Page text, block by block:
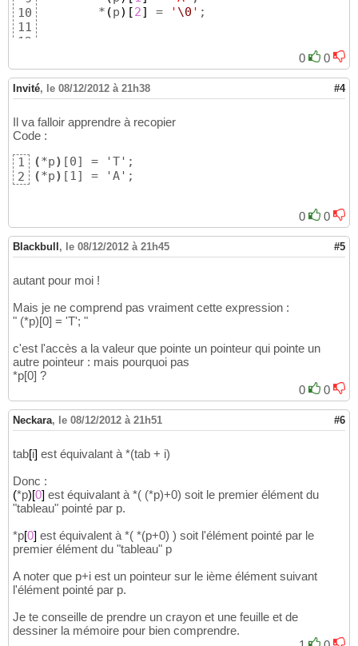
10
11
12
14
15
16
18
19
20
21
22
25
26
27
29
30
31
32
	*
(p) [2] = ' \0 ' ;
int main( int argc,
char* pointeur =
	fonction
	printf
("%c\n",pointeur[i]);
}
return EXIT_SUCCESS
}
0 0
Invité, le 08/12/2012 à 21h38 #4
Il va falloir apprendre à recopier
Code :
1
2
(*p)
(*p) [1] = 'A';
0 0
Blackbull , le 08/12/2012 à 21h45 #5
autant pour moi !
Mais je ne comprend pas vraiment cette expression :
" (*p)[0] = 'T'; "
c'est l'accès a la valeur que pointe un pointeur qui pointe un
autre pointeur : mais pourquoi pas
*p[0] ?
0
0
Neckara, le 08/12/2012 à 21h51 #6
tab[i] est équivalant à *(tab + i)
Donc :
(*p)[0] est équivalant à *( (*p)+0) soit le premier élément du
"tableau" pointé par p.
*p[0] est équivalent à *( *(p+0) ) soit l'élément pointé par le
premier élément du "tableau" p
A noter que p+i est un pointeur sur le ième élément suivant
l'élément pointé par p.
Je te conseille de prendre un crayon et une feuille et de
dessiner la mémoire pour bien comprendre.